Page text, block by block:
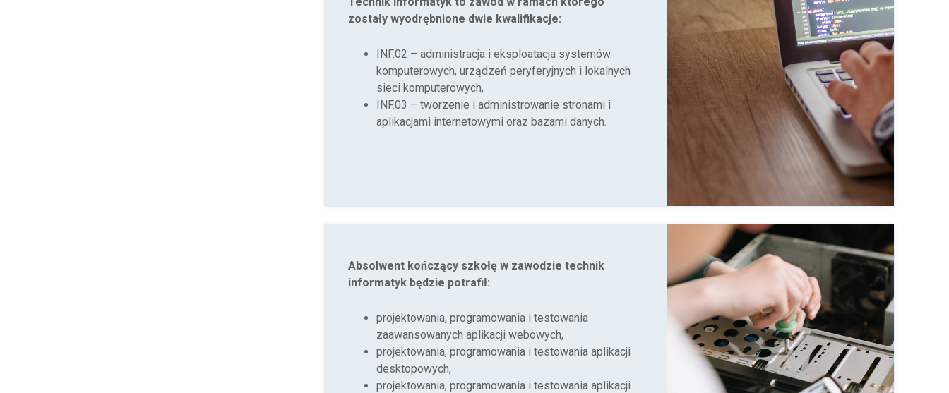
zostały wyodrębnione dwie kwalifikacje:
INF.02 – administracja i eksploatacja systemów
komputerowych, urządzeń peryferyjnych i lokalnych
sieci komputerowych,
INF.03 – tworzenie i administrowanie stronami i
aplikacjami internetowymi oraz bazami danych.
Absolwent kończący szkołę w zawodzie technik
informatyk będzie potrafił:
projektowania, programowania i testowania
zaawansowanych aplikacji webowych,
projektowania, programowania i testowania aplikacji
desktopowych,
projektowania, programowania i testowania aplikacji